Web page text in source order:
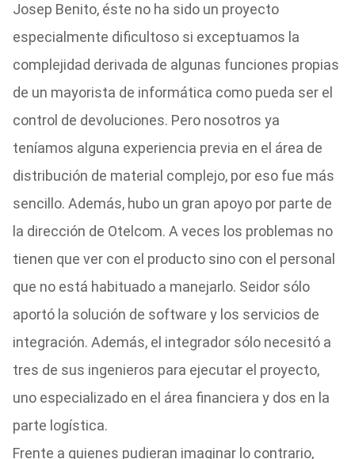
Josep Benito, éste no ha sido un proyecto
especialmente dificultoso si exceptuamos la
complejidad derivada de algunas funciones propias
de un mayorista de informática como pueda ser el
control de devoluciones. Pero nosotros ya
teníamos alguna experiencia previa en el área de
distribución de material complejo, por eso fue más
sencillo. Además, hubo un gran apoyo por parte de
la dirección de Otelcom. A veces los problemas no
tienen que ver con el producto sino con el personal
que no está habituado a manejarlo. Seidor sólo
aportó la solución de software y los servicios de
integración. Además, el integrador sólo necesitó a
tres de sus ingenieros para ejecutar el proyecto,
uno especializado en el área financiera y dos en la
parte logística.
Frente a quienes pudieran imaginar lo contrario,